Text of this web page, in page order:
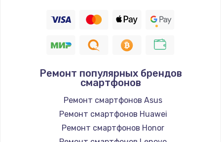
Ремонт популярных брендов
смартфонов
Ремонт смартфонов Asus
Ремонт смартфонов Huawei
Ремонт смартфонов Honor